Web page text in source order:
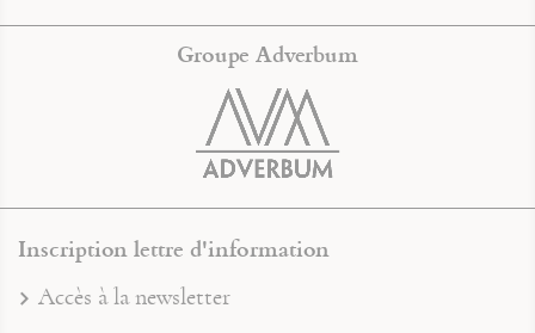
Groupe Adverbum
Inscription lettre d'information
Accès à la newsletter